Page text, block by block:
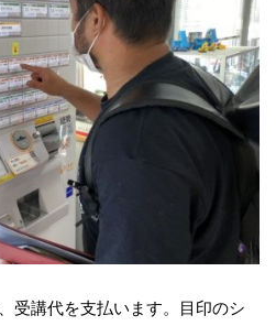
受講代を支払います。目印のシ